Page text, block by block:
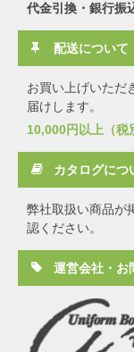
代金引換・銀行振
配送について
お買い上げいただ
届けします。
10,000円以上（税
カタログにつ
弊社取扱い商品が
認ください。
運営会社・お